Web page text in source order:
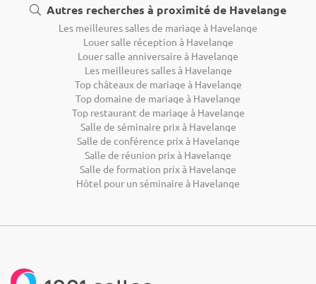
Autres recherches à proximité de Havelange
Les meilleures salles de mariage à Havelange
Louer salle réception à Havelange
Louer salle anniversaire à Havelange
Les meilleures salles à Havelange
Top châteaux de mariage à Havelange
Top domaine de mariage à Havelange
Top restaurant de mariage à Havelange
Salle de séminaire prix à Havelange
Salle de conférence prix à Havelange
Salle de réunion prix à Havelange
Salle de formation prix à Havelange
Hôtel pour un séminaire à Havelange